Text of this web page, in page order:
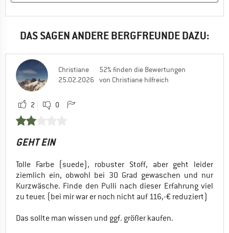
DAS SAGEN ANDERE BERGFREUNDE DAZU:
Christiane
25.02.2026
52% finden die Bewertungen
von Christiane hilfreich
2 0
GEHT EIN
Tolle Farbe (suede), robuster Stoff, aber geht leider
ziemlich ein, obwohl bei 30 Grad gewaschen und nur
Kurzwäsche. Finde den Pulli nach dieser Erfahrung viel
zu teuer. (bei mir war er noch nicht auf 116,-€ reduziert)
Das sollte man wissen und ggf. größer kaufen.